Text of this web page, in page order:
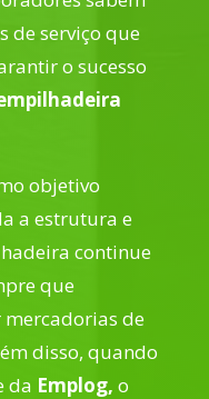
de serviço que
o sucesso
objetivo
a estrutura e
continue
que
de
disso, quando
da Emplog, o